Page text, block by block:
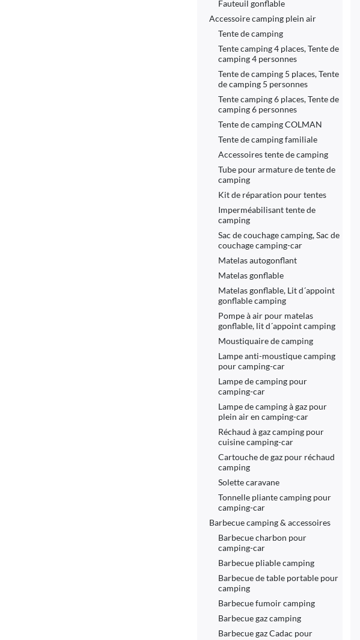
Fauteuil gonflable
Accessoire camping plein air
Tente de camping
Tente camping 4 places, Tente de
camping 4 personnes
Tente de camping 5 places, Tente
de camping 5 personnes
Tente camping 6 places, Tente de
camping 6 personnes
Tente de camping COLMAN
Tente de camping familiale
Accessoires tente de camping
Tube pour armature de tente de
camping
Kit de réparation pour tentes
Imperméabilisant tente de
camping
Sac de couchage camping, Sac de
couchage camping-car
Matelas autogonflant
Matelas gonflable
Matelas gonflable, Lit d´appoint
gonflable camping
Pompe à air pour matelas
gonflable, lit d´appoint camping
Moustiquaire de camping
Lampe anti-moustique camping
pour camping-car
Lampe de camping pour
camping-car
Lampe de camping à gaz pour
plein air en camping-car
Réchaud à gaz camping pour
cuisine camping-car
Cartouche de gaz pour réchaud
camping
Solette caravane
Tonnelle pliante camping pour
camping-car
Barbecue camping & accessoires
Barbecue charbon pour
camping-car
Barbecue pliable camping
Barbecue de table portable pour
camping
Barbecue fumoir camping
Barbecue gaz camping
Barbecue gaz Cadac pour